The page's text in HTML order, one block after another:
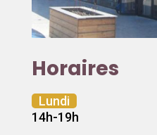
Horaires
Lundi
14h-19h